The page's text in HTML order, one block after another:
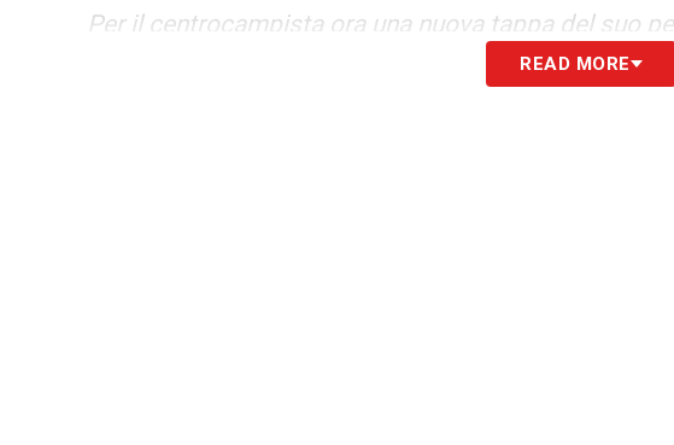
Per il centrocampista ora una nuova tappa del suo
Buon proseguimento di stagione, Matteo».
READ MORE